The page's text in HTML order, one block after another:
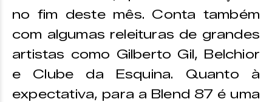
no fim deste mês. Conta também
com algumas releituras de grandes
artistas como Gilberto Gil, Belchior
e Clube da Esquina. Quanto à
expectativa, para a Blend 87 é uma